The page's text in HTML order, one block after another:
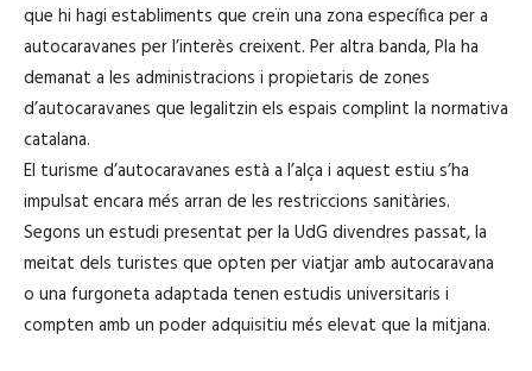
que hi hagi establiments que creïn una zona específica per a
autocaravanes per l’interès creixent. Per altra banda, Pla ha
demanat a les administracions i propietaris de zones
d’autocaravanes que legalitzin els espais complint la normativa
catalana.
El turisme d’autocaravanes està a l’alça i aquest estiu s’ha
impulsat encara més arran de les restriccions sanitàries.
Segons un estudi presentat per la UdG divendres passat, la
meitat dels turistes que opten per viatjar amb autocaravana
o una furgoneta adaptada tenen estudis universitaris i
compten amb un poder adquisitiu més elevat que la mitjana.